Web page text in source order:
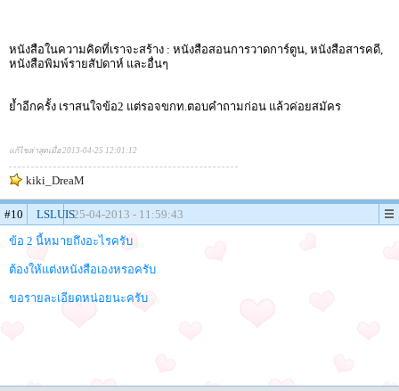
หนังสือในความคิดที่เราจะสร้าง : หนังสือสอนการวาดการ์ตูน, หนังสือสารคดี,
หนังสือพิมพ์รายสัปดาห์ และอื่นๆ
ย้ำอีกครั้ง เราสนใจข้อ2 แต่รอจขกท.ตอบคำถามก่อน แล้วค่อยสมัคร
แก้ไขล่าสุดเมื่อ 2013-04-25 12:01:12
kiki_DreaM
#10 LSLUIS25-04-2013 - 11:59:43
ข้อ 2 นี้หมายถึงอะไรครับ
ต้องให้แต่งหนังสือเองหรอครับ
ขอรายละเอียดหน่อยนะครับ